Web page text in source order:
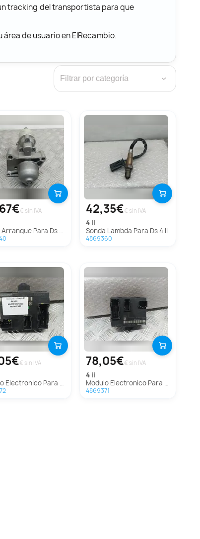
tracking del transportista para que
de usuario en ElRecambio.
›
€ sin IVA
Arranque Para Ds 4 Ii
42,35€€ sin IVA
4 ii
Sonda Lambda Para Ds 4 Ii
4869360
€ sin IVA
Electronico Para Ds 4 Ii
78,05€€ sin IVA
4 ii
Modulo Electronico Para Ds 4 Ii
4869371